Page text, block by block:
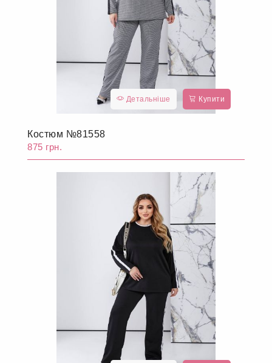
Детальніше Купити
Костюм №81558
875 грн.